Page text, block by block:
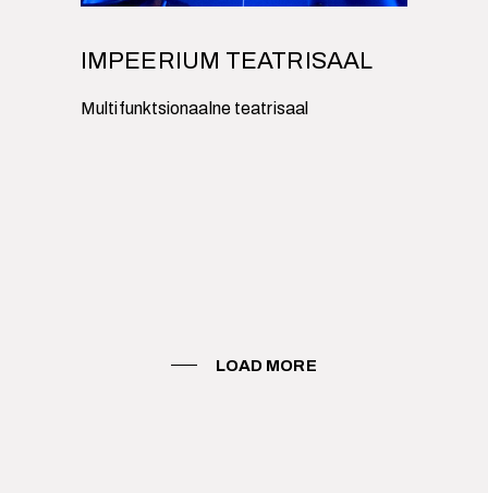
IMPEERIUM TEATRISAAL
Multifunktsionaalne teatrisaal
LOAD MORE